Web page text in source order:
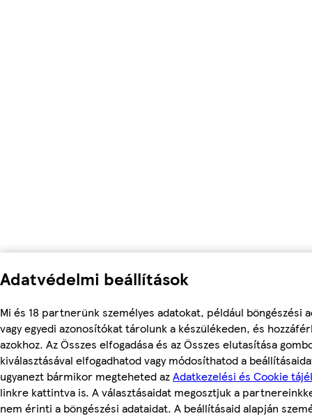
Adatvédelmi beállítások
Mi és 18 partnerünk személyes adatokat, például böngészési
vagy egyedi azonosítókat tárolunk a készülékeden, és
azokhoz. Az Összes elfogadása és az Összes elutasítása
kiválasztásával elfogadhatod vagy módosíthatod a
ugyanezt bármikor megteheted azAdatkezelési és Cookie
linkre kattintva is. A választásaidat megosztjuk a
nem érinti a böngészési adataidat. A beállításaid alapján